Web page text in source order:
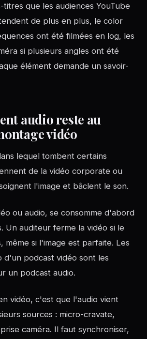
titres que les audiences YouTube
de plus en plus, le color
ont été filmées en log, les
si plusieurs angles ont été
élément demande un savoir-
audio reste au
vidéo
lequel tombent certains
de la vidéo corporate ou
l'image et bâclent le son.
ou audio, se consomme d'abord
Un auditeur ferme la vidéo si le
même si l'image est parfaite. Les
d'un podcast vidéo sont les
un podcast audio.
vidéo, c'est que l'audio vient
sources : micro-cravate,
caméra. Il faut synchroniser,